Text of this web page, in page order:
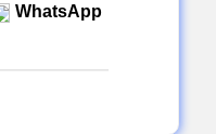
WhatsApp